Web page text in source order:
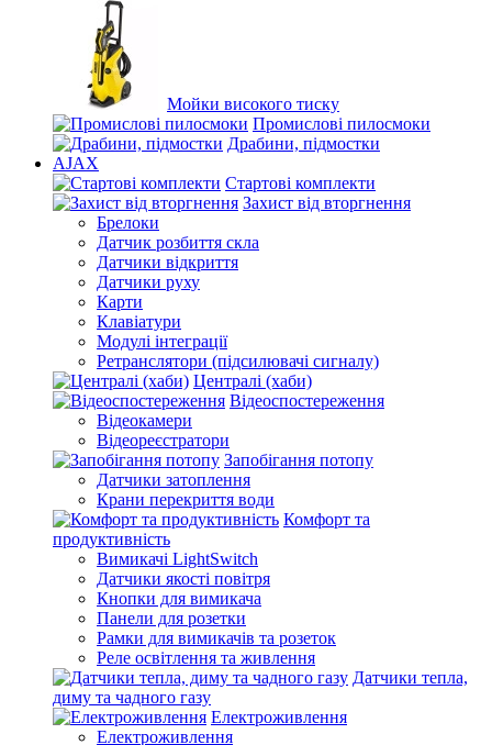
Мойки високого тиску
Промислові пилосмоки
Драбини, підмостки
AJAX
Стартові комплекти
Захист від вторгнення
Брелоки
Датчик розбиття скла
Датчики відкриття
Датчики руху
Карти
Клавіатури
Модулі інтеграції
Ретранслятори (підсилювачі сигналу)
Централі (хаби)
Відеоспостереження
Відеокамери
Відеореєстратори
Запобігання потопу
Датчики затоплення
Крани перекриття води
Комфорт та
продуктивність
Вимикачі LightSwitch
Датчики якості повітря
Кнопки для вимикача
Панели для розетки
Рамки для вимикачів та розеток
Реле освітлення та живлення
Датчики тепла,
диму та чадного газу
Електроживлення
Електроживлення